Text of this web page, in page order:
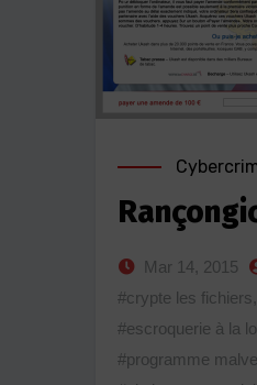
Mar 14, 2015
#crypte les fichiers,
#escroquerie à la
#programme